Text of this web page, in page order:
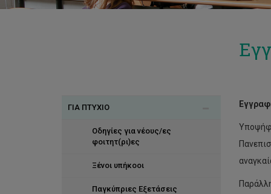
ΓΙΑ ΠΤΥΧΙΟ
Οδηγίες για νέους/ες
φοιτητ(ρι)ες
Ξένοι υπήκοοι
Παγκύπριες Εξετάσεις